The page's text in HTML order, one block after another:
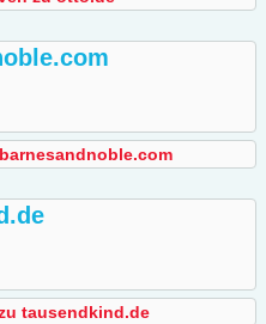
tausendkind.de